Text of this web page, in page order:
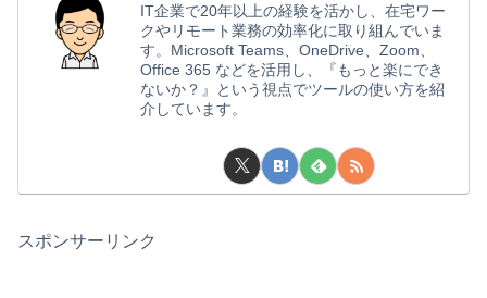
IT企業で20年以上の経験を活かし、在宅ワー
クやリモート業務の効率化に取り組んでいま
す。Microsoft Teams、OneDrive、Zoom、
Office 365 などを活用し、『もっと楽にでき
ないか？』という視点でツールの使い方を紹
介しています。
スポンサーリンク